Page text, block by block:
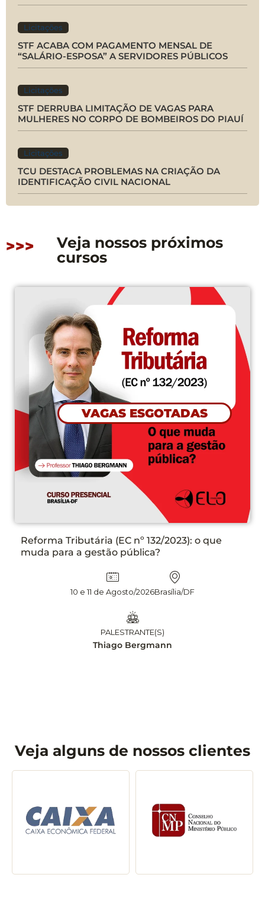
Licitações
STF ACABA COM PAGAMENTO MENSAL DE
“SALÁRIO-ESPOSA” A SERVIDORES PÚBLICOS
Licitações
STF DERRUBA LIMITAÇÃO DE VAGAS PARA
MULHERES NO CORPO DE BOMBEIROS DO PIAUÍ
Licitações
TCU DESTACA PROBLEMAS NA CRIAÇÃO DA
IDENTIFICAÇÃO CIVIL NACIONAL
>>>
Veja nossos próximos
cursos
VAGAS ESGOTADAS
Reforma Tributária (EC nº 132/2023): o que
muda para a gestão pública?
10 e 11 de Agosto/2026Brasília/DF
PALESTRANTE(S)
Thiago Bergmann
Veja alguns de nossos clientes